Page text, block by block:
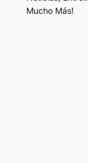
Mucho Más!